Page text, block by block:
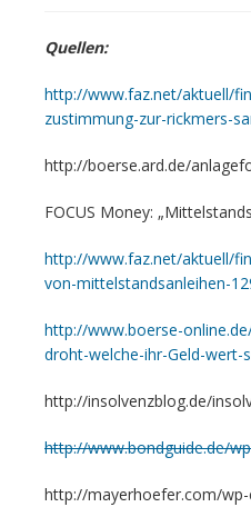
Quellen:
http://www.faz.net/aktuell/
zustimmung-zur-rickmers-
http://boerse.ard.de/
FOCUS Money:
http://www.faz.net/aktuell/
von-mittelstandsanleihen-
http://www.boerse-
droht-welche-ihr-Geld-wert-
http://insolvenzblog.de/
http://www.bondguide.de/
http://mayerhoefer.com/